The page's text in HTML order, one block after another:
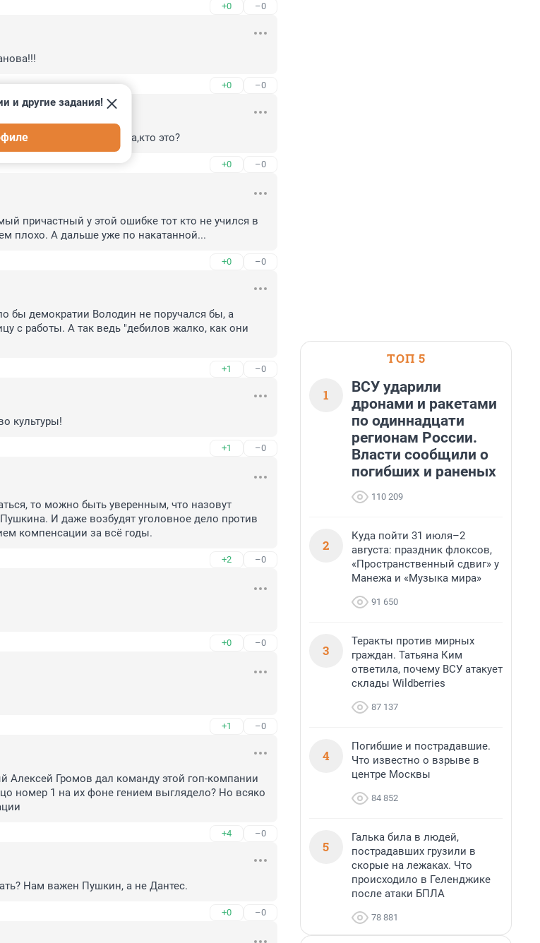
+0 –0
+0 –0
интересует жена Макрона,кто это?
+0 –0
и другие задания!
причастный у этой ошибке тот кто не учился в
плохо. А дальше уже по накатанной...
+0 –0
бы демократии Володин не поручался бы, а
с работы. А так ведь "дебилов жалко, как они
+1 –0
культуры!
+1 –0
то можно быть уверенным, что назовут
И даже возбудят уголовное дело против
компенсации за всё годы.
+2 –0
+0 –0
+1 –0
Алексей Громов дал команду этой гоп-компании
номер 1 на их фоне гением выглядело? Но всяко
+4 –0
Нам важен Пушкин, а не Дантес.
+0 –0
ТОП 5
1
ВСУ ударили
дронами и ракетами
по одиннадцати
регионам России.
Власти сообщили о
погибших и раненых
110 209
2
Куда пойти 31 июля–2
августа: праздник флоксов,
«Пространственный сдвиг» у
Манежа и «Музыка мира»
91 650
3
Теракты против мирных
граждан. Татьяна Ким
ответила, почему ВСУ атакует
склады Wildberries
87 137
4
Погибшие и пострадавшие.
Что известно о взрыве в
центре Москвы
84 852
5
Галька била в людей,
пострадавших грузили в
скорые на лежаках. Что
происходило в Геленджике
после атаки БПЛА
78 881